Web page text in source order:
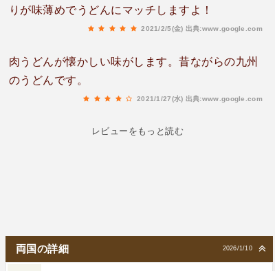
りが味薄めでうどんにマッチしますよ！
2021/2/5(金) 出典:www.google.com
肉うどんが懐かしい味がします。昔ながらの九州
のうどんです。
2021/1/27(水) 出典:www.google.com
レビューをもっと読む
2026/1/10
両国の詳細